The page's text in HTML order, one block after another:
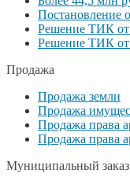
Постановление
Решение ТИК от
Решение ТИК от
Продажа
Продажа земли
Продажа
Продажа права
Продажа права
Муниципальный заказ